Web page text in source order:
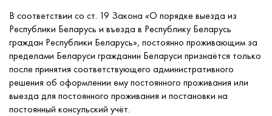
В соответствии со ст. 19 Закона «О порядке выезда из
Республики Беларусь и въезда в Республику Беларусь
граждан Республики Беларусь», постоянно проживающим за
пределами Беларуси гражданин Беларуси признаётся только
после принятия соответствующего административного
решения об оформлении ему постоянного проживания или
выезда для постоянного проживания и постановки на
постоянный консульский учёт.